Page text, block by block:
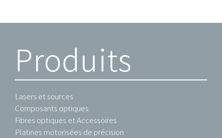
Produits
Lasers et sources
Composants optiques
Fibres optiques et Accessoires
Platines motorisées de précision